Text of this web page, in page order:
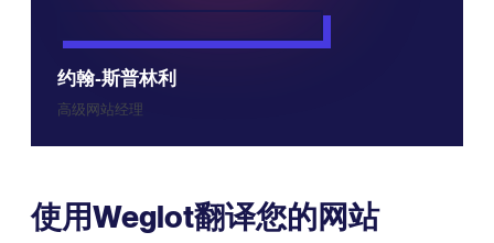
约翰-斯普林利
高级网站经理
使用Weglot翻译您的网站